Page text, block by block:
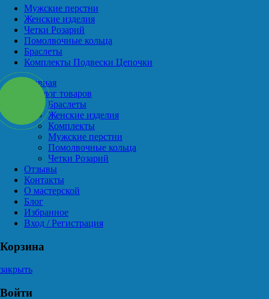
Мужские перстни
Женские изделия
Четки Розарий
Помолвочные кольца
Браслеты
Комплекты Подвески Цепочки
Главная
Каталог товаров
Браслеты
Женские изделия
Комплекты
Мужские перстни
Помолвочные кольца
Четки Розарий
Отзывы
Контакты
О мастерской
Блог
Избранное
Вход / Регистрация
Корзина
закрыть
Войти